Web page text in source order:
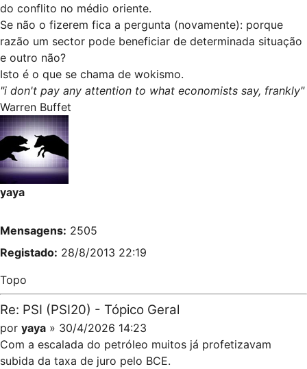
do conflito no médio oriente.
Se não o fizerem fica a pergunta (novamente): porque
razão um sector pode beneficiar de determinada situação
e outro não?
Isto é o que se chama de wokismo.
"i don't pay any attention to what economists say, frankly"
Warren Buffet
yaya
Mensagens: 2505
Registado: 28/8/2013 22:19
Topo
Re: PSI (PSI20) - Tópico Geral
por yaya » 30/4/2026 14:23
Com a escalada do petróleo muitos já profetizavam
subida da taxa de juro pelo BCE.